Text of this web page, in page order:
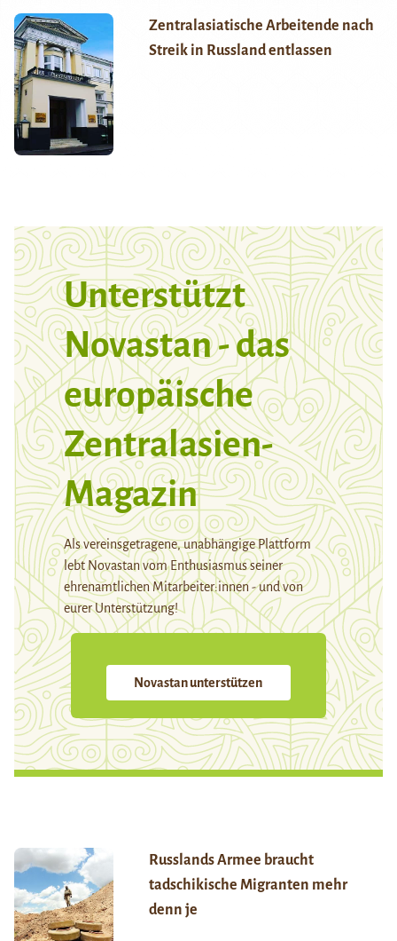
Zentralasiatische Arbeitende nach
Streik in Russland entlassen
Unterstützt
Novastan - das
europäische
Zentralasien-
Magazin
Als vereinsgetragene, unabhängige Plattform
lebt Novastan vom Enthusiasmus seiner
ehrenamtlichen Mitarbeiter:innen - und von
eurer Unterstützung!
Novastan unterstützen
Russlands Armee braucht
tadschikische Migranten mehr
denn je